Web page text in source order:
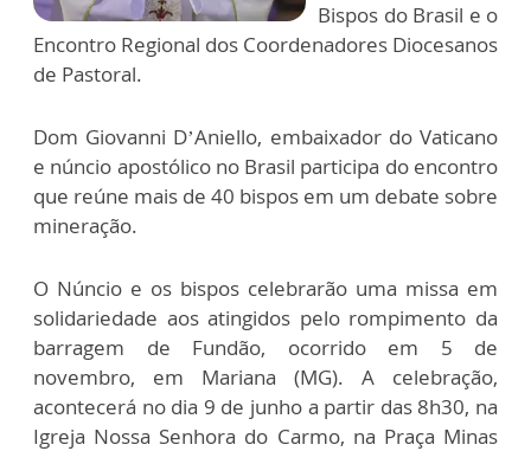
Bispos do Brasil e o
Encontro Regional dos Coordenadores Diocesanos
de Pastoral.
Dom Giovanni D’Aniello, embaixador do Vaticano
e núncio apostólico no Brasil participa do encontro
que reúne mais de 40 bispos em um debate sobre
mineração.
O Núncio e os bispos celebrarão uma missa em
solidariedade aos atingidos pelo rompimento da
barragem de Fundão, ocorrido em 5 de
novembro, em Mariana (MG). A celebração,
acontecerá no dia 9 de junho a partir das 8h30, na
Igreja Nossa Senhora do Carmo, na Praça Minas